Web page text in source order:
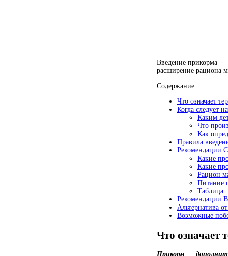
Введение прикорма —
расширение рациона
Содержание
Что означает
Когда следует
Каким
Что
Как
Правила
Рекомендации
Какие
Какие
Рацион
Питание
Таблица:
Рекомендации
Альтернатива
Возможные
Что означает
Прикорм —